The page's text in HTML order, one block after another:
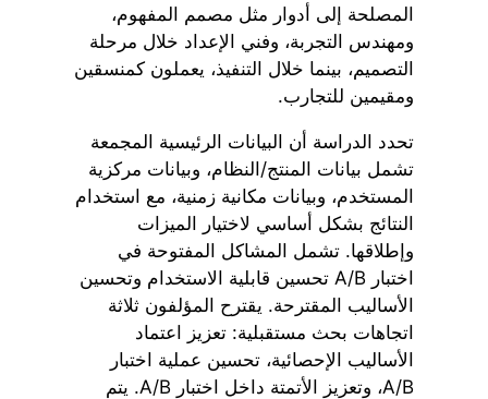
المصلحة إلى أدوار مثل مصمم المفهوم،
ومهندس التجربة، وفني الإعداد خلال مرحلة
التصميم، بينما خلال التنفيذ، يعملون كمنسقين
ومقيمين للتجارب.
تحدد الدراسة أن البيانات الرئيسية المجمعة
تشمل بيانات المنتج/النظام، وبيانات مركزية
المستخدم، وبيانات مكانية زمنية، مع استخدام
النتائج بشكل أساسي لاختيار الميزات
وإطلاقها. تشمل المشاكل المفتوحة في
اختبار A/B تحسين قابلية الاستخدام وتحسين
الأساليب المقترحة. يقترح المؤلفون ثلاثة
اتجاهات بحث مستقبلية: تعزيز اعتماد
الأساليب الإحصائية، تحسين عملية اختبار
A/B، وتعزيز الأتمتة داخل اختبار A/B. يتم